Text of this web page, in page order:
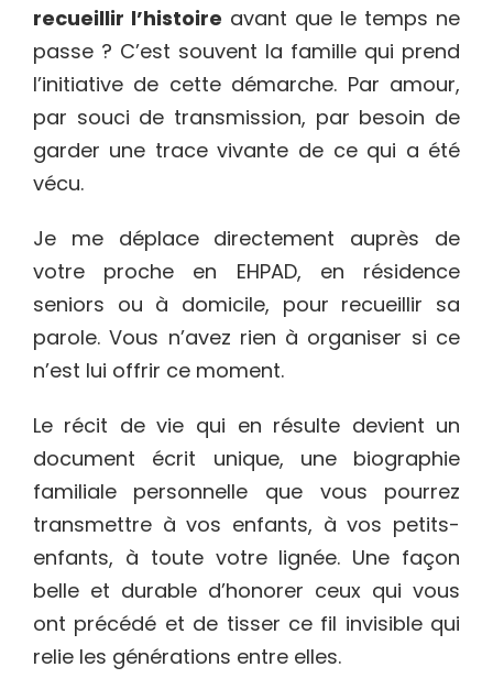
recueillir l’histoire avant que le temps ne
passe ? C’est souvent la famille qui prend
l’initiative de cette démarche. Par amour,
par souci de transmission, par besoin de
garder une trace vivante de ce qui a été
vécu.
Je me déplace directement auprès de
votre proche en EHPAD, en résidence
seniors ou à domicile, pour recueillir sa
parole. Vous n’avez rien à organiser si ce
n’est lui offrir ce moment.
Le récit de vie qui en résulte devient un
document écrit unique, une biographie
familiale personnelle que vous pourrez
transmettre à vos enfants, à vos petits-
enfants, à toute votre lignée. Une façon
belle et durable d’honorer ceux qui vous
ont précédé et de tisser ce fil invisible qui
relie les générations entre elles.